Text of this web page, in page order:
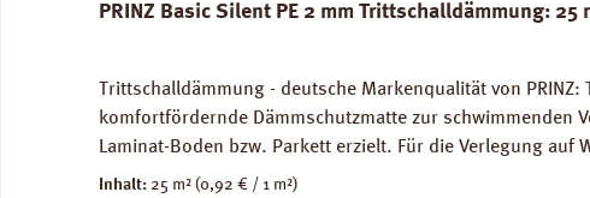
PRINZ Basic Silent PE 2 mm Trittschalldämmung: 25
Trittschalldämmung - deutsche Markenqualität von
komfortfördernde Dämmschutzmatte zur schwimmenden
Laminat-Boden bzw. Parkett erzielt. Für die Verlegung
Abmessungen: Breite 100 cm, Länge 25 m: 1 Rolle = 25
Inhalt: 25 m² (0,92 € / 1 m²)